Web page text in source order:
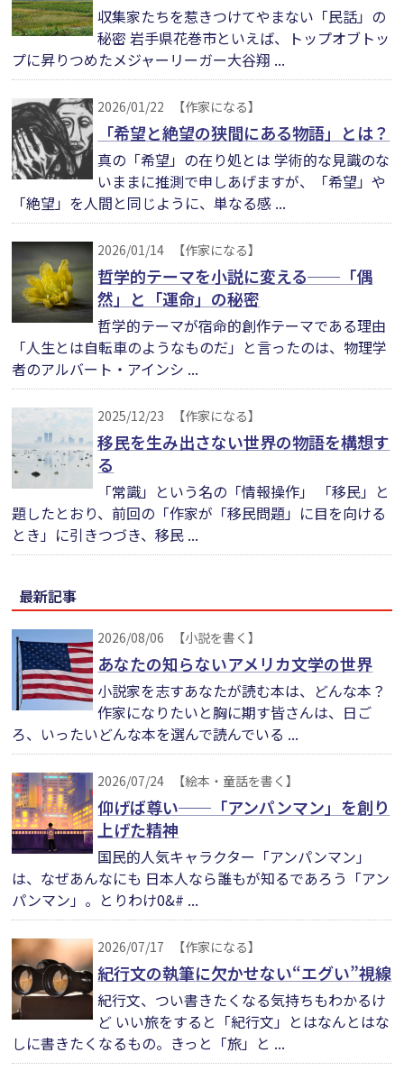
収集家たちを惹きつけてやまない「民話」の
秘密 岩手県花巻市といえば、トップオブトッ
プに昇りつめたメジャーリーガー大谷翔 ...
2026/01/22 【作家になる】
「希望と絶望の狭間にある物語」とは？
真の「希望」の在り処とは 学術的な見識のな
いままに推測で申しあげますが、「希望」や
「絶望」を人間と同じように、単なる感 ...
2026/01/14 【作家になる】
哲学的テーマを小説に変える──「偶
然」と「運命」の秘密
哲学的テーマが宿命的創作テーマである理由
「人生とは自転車のようなものだ」と言ったのは、物理学
者のアルバート・アインシ ...
2025/12/23 【作家になる】
移民を生み出さない世界の物語を構想す
る
「常識」という名の「情報操作」 「移民」と
題したとおり、前回の「作家が「移民問題」に目を向ける
とき」に引きつづき、移民 ...
最新記事
2026/08/06 【小説を書く】
あなたの知らないアメリカ文学の世界
小説家を志すあなたが読む本は、どんな本？
作家になりたいと胸に期す皆さんは、日ご
ろ、いったいどんな本を選んで読んでいる ...
2026/07/24 【絵本・童話を書く】
仰げば尊い──「アンパンマン」を創り
上げた精神
国民的人気キャラクター「アンパンマン」
は、なぜあんなにも 日本人なら誰もが知るであろう「アン
パンマン」。とりわけ0&# ...
2026/07/17 【作家になる】
紀行文の執筆に欠かせない“エグい”視線
紀行文、つい書きたくなる気持ちもわかるけ
ど いい旅をすると「紀行文」とはなんとはな
しに書きたくなるもの。きっと「旅」と ...